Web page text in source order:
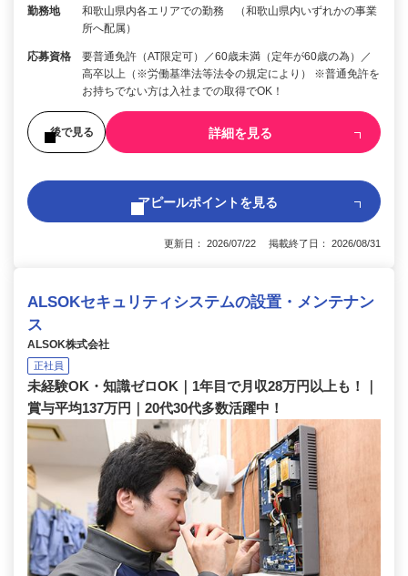
勤務地
和歌山県内各エリアでの勤務 （和歌山県内いずれかの事業
所へ配属）
応募資格
要普通免許（AT限定可）／60歳未満（定年が60歳の為）／
高卒以上（※労働基準法等法令の規定により） ※普通免許を
お持ちでない方は入社までの取得でOK！
後で見る 詳細を見る
アピールポイントを見る
更新日： 2026/07/22 掲載終了日： 2026/08/31
ALSOKセキュリティシステムの設置・メンテナン
ス
ALSOK株式会社
正社員
未経験OK・知識ゼロOK｜1年目で月収28万円以上も！｜
賞与平均137万円｜20代30代多数活躍中！